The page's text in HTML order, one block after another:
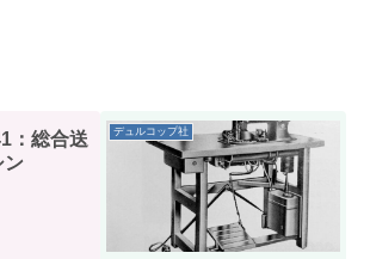
：総合送
ン
デュルコップ社